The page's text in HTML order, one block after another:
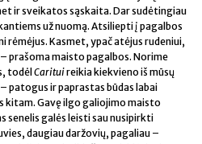
ir sveikatos sąskaita. Dar sudėtingiau
už nuomą. Atsiliepti į pagalbos
rėmėjus. Kasmet, ypač atėjus rudeniui,
prašoma maisto pagalbos. Norime
todėlCarituireikia kiekvieno iš mūsų
patogus ir paprastas būdas labai
kitam. Gavę ilgo galiojimo maisto
senelis galės leisti sau nusipirkti
daugiau daržovių, pagaliau –